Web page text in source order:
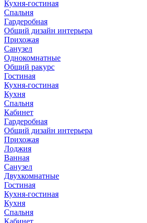
Кухня-гостиная
Спальня
Гардеробная
Общий дизайн интерьера
Прихожая
Санузел
Однокомнатные
Общий ракурс
Гостиная
Кухня-гостиная
Кухня
Спальня
Кабинет
Гардеробная
Общий дизайн интерьера
Прихожая
Лоджия
Ванная
Санузел
Двухкомнатные
Гостиная
Кухня-гостиная
Кухня
Спальня
Кабинет